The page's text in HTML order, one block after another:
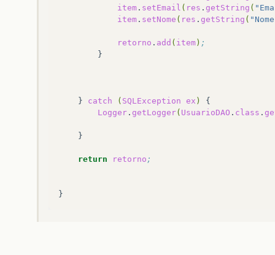
item . setEmail ( res . getString (
item . setNome ( res . getString (
retorno . add ( item ) ;
} catch ( SQLException ex )
Logger . getLogger( UsuarioDAO . class .
return retorno ;